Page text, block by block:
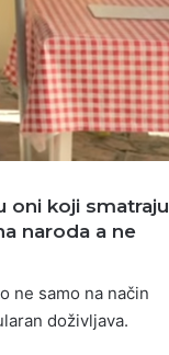
oni koji smatraju
naroda a ne
ne samo na način
doživljava.